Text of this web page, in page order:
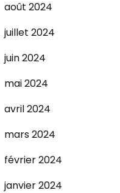
août 2024
juillet 2024
juin 2024
mai 2024
avril 2024
mars 2024
février 2024
janvier 2024